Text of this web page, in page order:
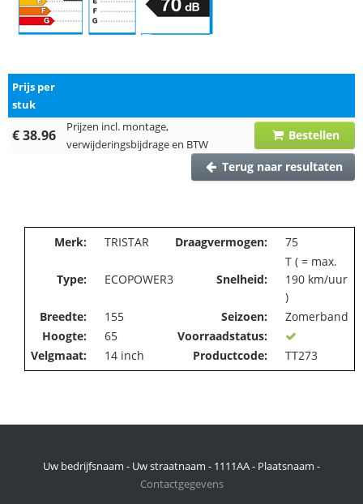
Prijs per
stuk
€ 38.96
Prijzen incl. montage,
verwijderingsbijdrage en BTW
Bestellen
Terug naar resultaten
Merk: TRISTAR Draagvermogen: 75
Type: ECOPOWER3 Snelheid:
T ( = max.
190 km/uur
)
Breedte:
155 Seizoen:
Zomerband
Hoogte:
65
Voorraadstatus:
Velgmaat:
14 inch Productcode: TT273
Uw bedrijfsnaam - Uw straatnaam - 1111AA - Plaatsnaam -
Contactgegevens